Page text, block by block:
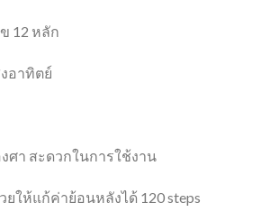
12 หลัก
อาทิตย์
ศา สะดวกในการใช้งาน
ยให้แก้ค่าย้อนหลังได้ 120 steps